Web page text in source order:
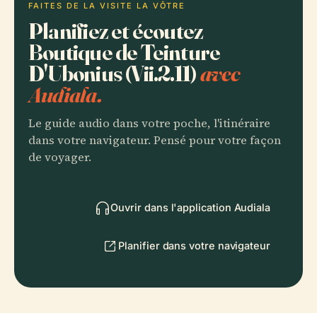
FAITES DE LA VISITE LA VÔTRE
Planifiez et écoutez
Boutique de Teinture
D'Ubonius (Vii.2.11)avec
Audiala.
Le guide audio dans votre poche, l'itinéraire
dans votre navigateur. Pensé pour votre façon
de voyager.
Ouvrir dans l'application Audiala
Planifier dans votre navigateur